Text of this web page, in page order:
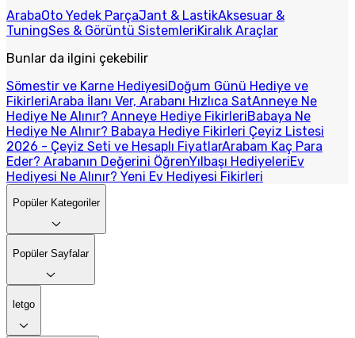
ArabaOto Yedek ParçaJant & LastikAksesuar &
TuningSes & Görüntü SistemleriKiralık Araçlar
Bunlar da ilgini çekebilir
Sömestir ve Karne HediyesiDoğum Günü Hediye ve
FikirleriAraba İlanı Ver, Arabanı Hızlıca SatAnneye Ne
Hediye Ne Alınır? Anneye Hediye FikirleriBabaya Ne
Hediye Ne Alınır? Babaya Hediye Fikirleri Çeyiz Listesi
2026 - Çeyiz Seti ve Hesaplı FiyatlarArabam Kaç Para
Eder? Arabanın Değerini ÖğrenYılbaşı HediyeleriEv
Hediyesi Ne Alınır? Yeni Ev Hediyesi Fikirleri
Popüler Kategoriler
Popüler Sayfalar
letgo